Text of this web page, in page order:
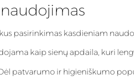
pasirinkimas kasdieniam
kaip sienų apdaila, kuri
patvarumo ir higieniškumo